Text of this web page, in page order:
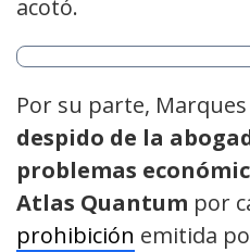
acotó.
Por su parte, Marques
despido de la
problemas
Atlas Quantum por
prohibición emitida